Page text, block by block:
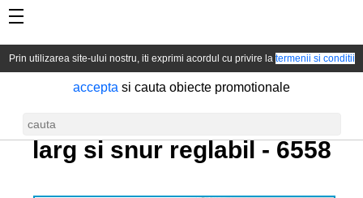
Tricou barbatesc cu guler
larg si snur reglabil -6558
Prin utilizarea site-ului nostru, iti exprimi acordul cu privire la termenii si conditii
accepta si cauta obiecte promotionale